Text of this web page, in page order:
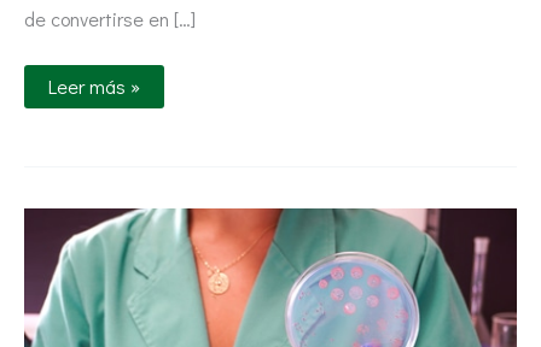
de convertirse en […]
Leer más »
Se
amplía
la
alianza
entre
Corteva
Agriscience